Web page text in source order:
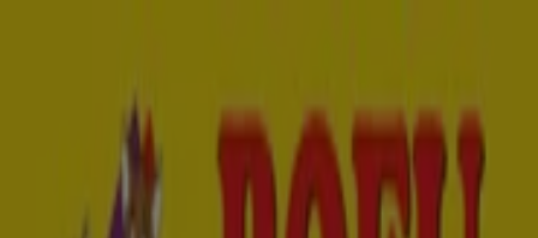
Bochum - 10178